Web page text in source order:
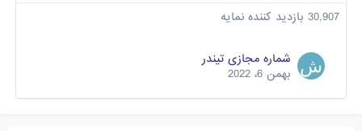
30,907 بازدید کننده نمایه
شماره مجازی تیندر
بهمن 6، 2022